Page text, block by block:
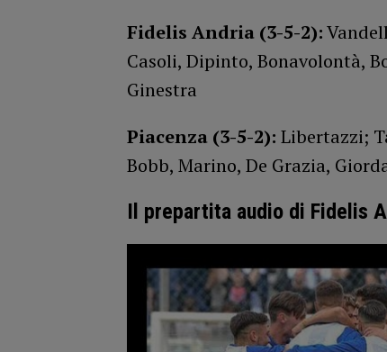
Fidelis Andria (3-5-2):
Casoli, Dipinto, Bonavolontà,
Ginestra
Piacenza (3-5-2): Libertazzi;
Bobb, Marino, De Grazia,
Il prepartita audio di Fidelis